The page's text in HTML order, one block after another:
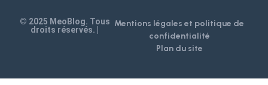
© 2025 MeoBlog. Tous
droits réservés. |
Mentions légales et politique de
confidentialité
Plan du site